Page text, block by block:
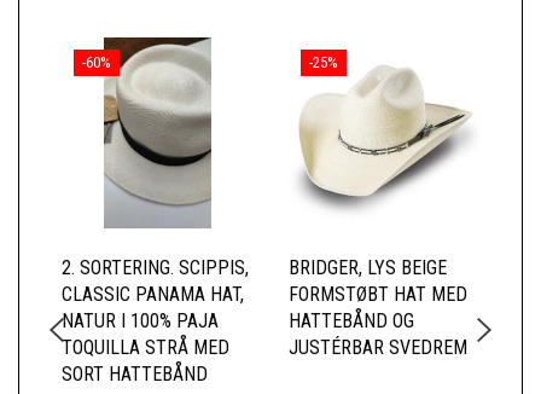
-60%
2. SORTERING. SCIPPIS,
CLASSIC PANAMA HAT,
NATUR I 100% PAJA
TOQUILLA STRÅ MED
SORT HATTEBÅND
-25%
BRIDGER, LYS BEIGE
FORMSTØBT HAT MED
HATTEBÅND OG
JUSTÉRBAR SVEDREM